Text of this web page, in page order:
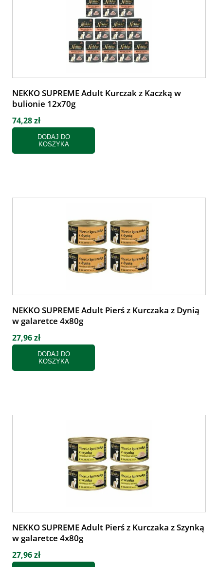
NEKKO SUPREME Adult Kurczak z Kaczką w
bulionie 12x70g
74,28 zł
DODAJ DO
KOSZYKA
NEKKO SUPREME Adult Pierś z Kurczaka z Dynią
w galaretce 4x80g
27,96 zł
DODAJ DO
KOSZYKA
NEKKO SUPREME Adult Pierś z Kurczaka z Szynką
w galaretce 4x80g
27,96 zł